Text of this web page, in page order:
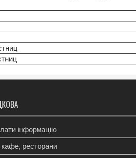
інформацію
ресторани